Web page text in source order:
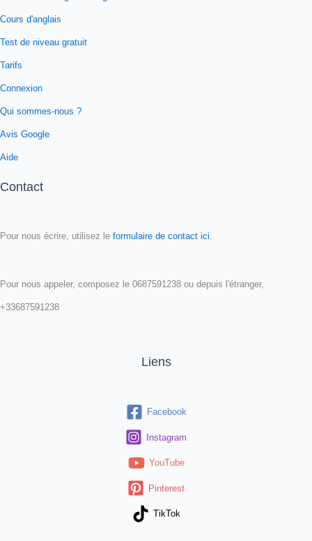
Cours d'anglais
Test de niveau gratuit
Tarifs
Connexion
Qui sommes-nous ?
Avis Google
Aide
Contact
Pour nous écrire, utilisez le formulaire de contact ici
Pour nous appeler, composez le 0687591238 ou depuis l'étranger,
+33687591238
Liens
Facebook
Instagram
YouTube
Pinterest
TikTok